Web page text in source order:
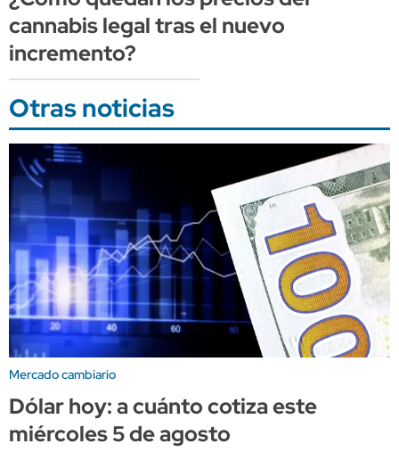
cannabis legal tras el nuevo
incremento?
Otras noticias
Mercado cambiario
Dólar hoy: a cuánto cotiza este
miércoles 5 de agosto